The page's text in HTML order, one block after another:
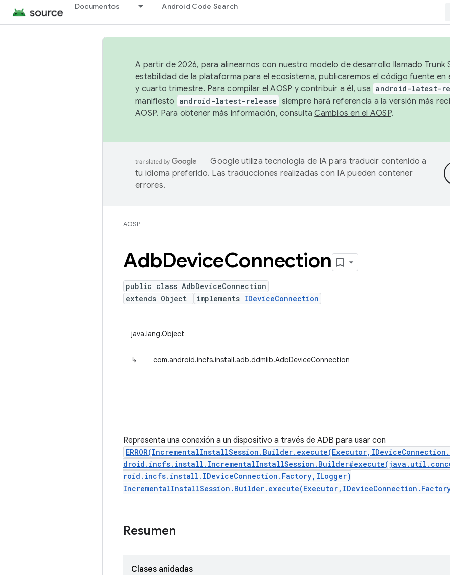
Documentos Android Code Search
A partir de 2026, para alinearnos con nuestro modelo de desarrollo llamado Trunk
estabilidad de la plataforma para el ecosistema, publicaremos el código fuente en
y cuarto trimestre. Para compilar el AOSP y contribuir a él, usa android-latest-
manifiesto android-latest-release siempre hará referencia a la versión más
AOSP. Para obtener más información, consultaCambios en el AOSP.
Google utiliza tecnología de IA para traducir contenido a
tu idioma preferido. Las traducciones realizadas con IA pueden contener
errores.
AOSP
AdbDeviceConnection
public class AdbDeviceConnection
extends Object
implements IDeviceConnection
java.lang.Object
↳ com.android.incfs.install.adb.ddmlib.AdbDeviceConnection
Representa una conexión a un dispositivo a través de ADB para usar con
roid.incfs.install.IDeviceConnection.Factory,ILogger)
Resumen
Clases anidadas